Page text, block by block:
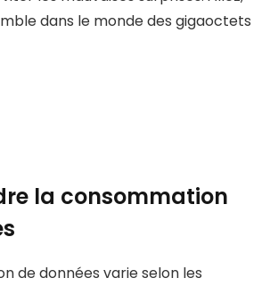
dans le monde des gigaoctets
la consommation
de données varie selon les